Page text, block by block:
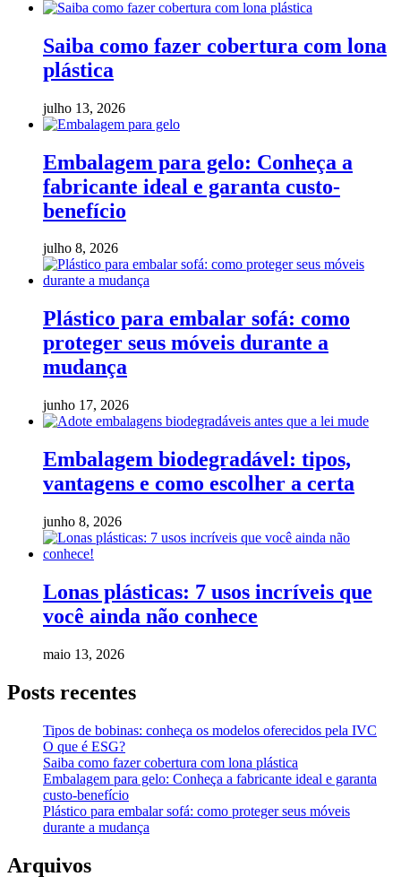
Saiba como fazer cobertura com lona
plástica
julho 13, 2026
Embalagem para gelo: Conheça a
fabricante ideal e garanta custo-
benefício
julho 8, 2026
Plástico para embalar sofá: como
proteger seus móveis durante a
mudança
junho 17, 2026
Embalagem biodegradável: tipos,
vantagens e como escolher a certa
junho 8, 2026
Lonas plásticas: 7 usos incríveis que
você ainda não conhece
maio 13, 2026
Posts recentes
Tipos de bobinas: conheça os modelos oferecidos pela IVC
O que é ESG?
Saiba como fazer cobertura com lona plástica
Embalagem para gelo: Conheça a fabricante ideal e garanta
custo-benefício
Plástico para embalar sofá: como proteger seus móveis
durante a mudança
Arquivos